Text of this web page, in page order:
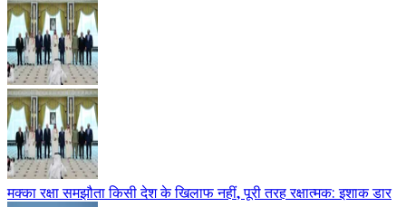
मक्का रक्षा समझौता किसी देश के खिलाफ नहीं, पूरी तरह रक्षात्मक: इशाक डार